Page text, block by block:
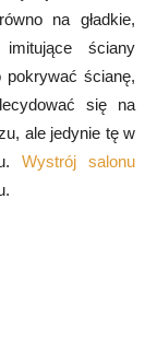
na gładkie,
ściany
pokrywać ścianę,
się na
ale jedynie tę w
Wystrój salonu